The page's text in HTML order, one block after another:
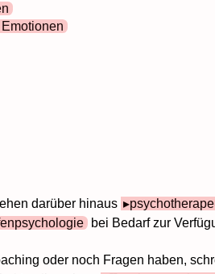
darüber hinaus
bei Bedarf zur
oder noch Fragen haben,